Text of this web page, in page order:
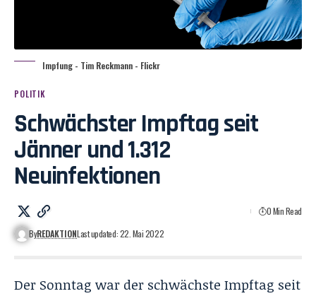
Impfung - Tim Reckmann - Flickr
POLITIK
Schwächster Impftag seit
Jänner und 1.312
Neuinfektionen
ByREDAKTIONLast updated: 22. Mai 2022
0 Min Read
Der Sonntag war der schwächste Impftag seit